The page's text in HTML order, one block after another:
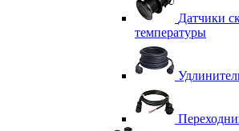
Датчики
температуры